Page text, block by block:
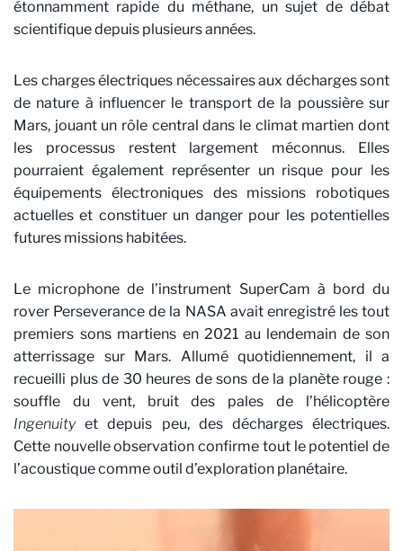
étonnamment rapide du méthane, un sujet de débat
scientifique depuis plusieurs années.
Les charges électriques nécessaires aux décharges sont
de nature à influencer le transport de la poussière sur
Mars, jouant un rôle central dans le climat martien dont
les processus restent largement méconnus.
Elles
pourraient également représenter un risque pour les
équipements électroniques des missions robotiques
actuelles et constituer un danger pour les potentielles
futures missions habitées.
Le microphone de l’instrument SuperCam à bord du
rover Perseverance de la NASA avait enregistré les tout
premiers sons martiens en 2021 au lendemain de son
atterrissage sur Mars. Allumé quotidiennement, il a
recueilli plus de 30 heures de sons de la planète rouge :
souffle du vent, bruit des pales de l’hélicoptère
Ingenuityet depuis peu, des décharges électriques.
Cette nouvelle observation confirme tout le potentiel de
l’acoustique comme outil d’exploration planétaire.